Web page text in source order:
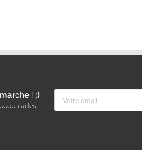
! ;)
!